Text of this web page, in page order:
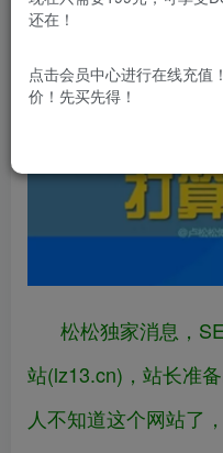
松松独家消息，
站(lz13.cn)，站长准
人不知道这个网站了
还在！
点击会员中心进行在线充值
价！先买先得！